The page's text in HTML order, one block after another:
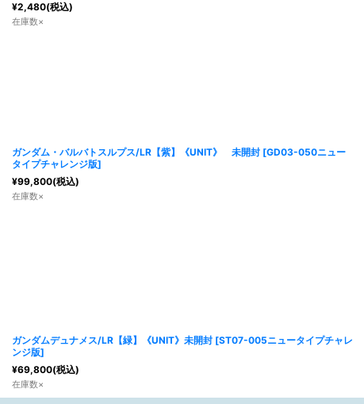
¥2,480(税込)
在庫数×
ガンダム・バルバトスルプス/LR【紫】《UNIT》 未開封 [GD03-050ニュー
タイプチャレンジ版]
¥99,800(税込)
在庫数×
ガンダムデュナメス/LR【緑】《UNIT》未開封 [ST07-005ニュータイプチャレ
ンジ版]
¥69,800(税込)
在庫数×